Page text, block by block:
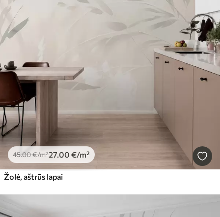
45.00€/m²27 .00 €/m²
Žolė, aštrūs lapai